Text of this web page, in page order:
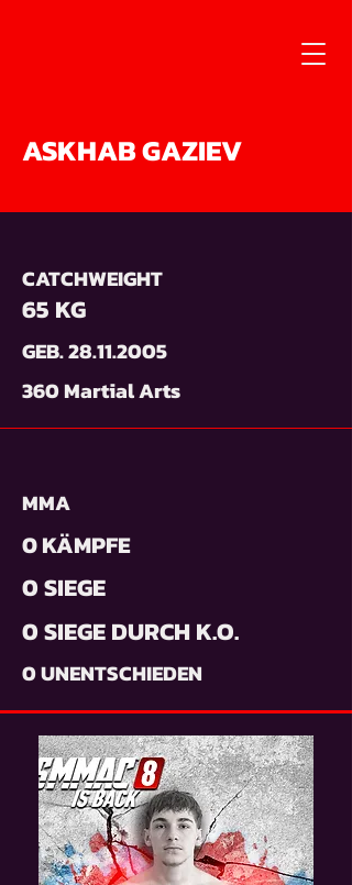
ASKHAB GAZIEV
CATCHWEIGHT
65 KG
GEB.28.11.2005
360 Martial Arts
MMA
0 KÄMPFE
0 SIEGE
0 SIEGE DURCH K.O.
0 UNENTSCHIEDEN